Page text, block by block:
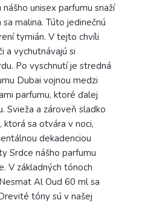
unisex parfumu snaží
malina. Túto jedinečnú
tymián. V tejto chvíli
a vychutnávajú si
Po vyschnutí je stredná
Dubai vojnou medzi
parfumu, ktoré ďalej
Svieža a zároveň sladko
ktorá sa otvára v noci,
dekadenciou
Srdce nášho parfumu
V základných tónoch
Al Oud 60 ml sa
tóny sú v našej